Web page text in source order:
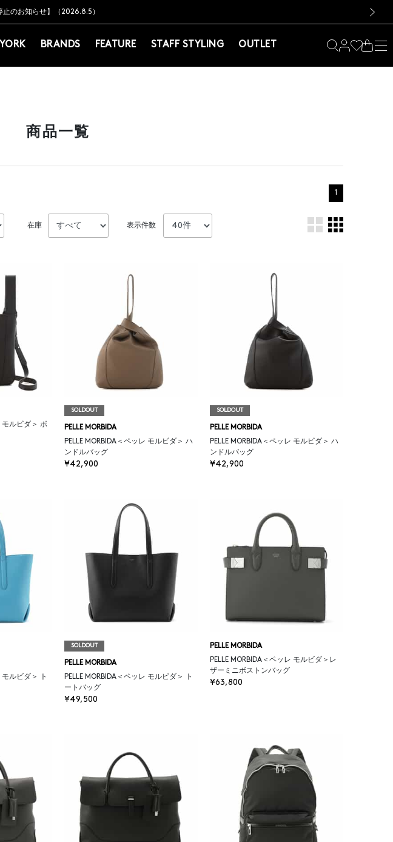
以上のお買上げで常時送料無料！お買い物の際は会員登録を！
お知らせ】(2026.8.7)
業に関するお知らせ】（2026.8.7）
止のお知らせ】（2026.8.5）
お荷物のお届けについて
案内・ご注意事項
以上のお買上げで常時送料無料！お買い物の際は会員登録を！
お知らせ】(2026.8.7)
BRANDS FEATURE STAFF STYLING OUTLET
商品一覧
1
在庫 表示件数
モルビダ＞ ボ
SOLDOUT
PELLE MORBIDA
PELLE MORBIDA＜ペッレ モルビダ＞ ハ
ンドルバッグ
¥42,900
SOLDOUT
PELLE MORBIDA
PELLE MORBIDA＜ペッレ モルビダ＞ ハ
ンドルバッグ
¥42,900
モルビダ＞ ト
SOLDOUT
PELLE MORBIDA
PELLE MORBIDA＜ペッレ モルビダ＞ ト
ートバッグ
¥49,500
PELLE MORBIDA
PELLE MORBIDA＜ペッレ モルビダ＞レ
ザーミニボストンバッグ
¥63,800